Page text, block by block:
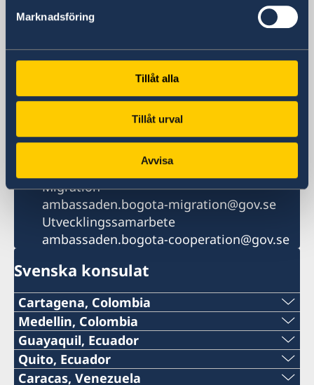
Marknadsföring
Tillåt alla
Tillåt urval
Avvisa
Edificio Avenida Chile
Código postal 110231
Bogotá, D. C.
Apartado Postal 52966
Telefonnummer
+57 311 876 4306
E-postadress
ambassaden.bogota@gov.se
Migration
ambassaden.bogota-migration@gov.se
Utvecklingssamarbete
ambassaden.bogota-cooperation@gov.se
Svenska konsulat
Cartagena, Colombia
Telefon:
+57 605 650 2232
Medellin, Colombia
Telefon:
+57 604 322 0520
Guayaquil, Ecuador
Telefon:
Quito, Ecuador
Telefon:
Caracas, Venezuela